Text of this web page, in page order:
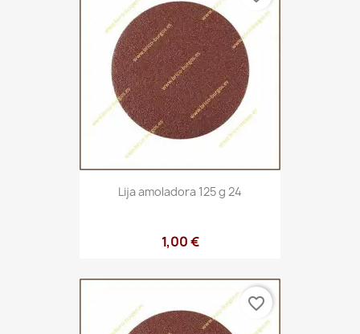
Lija amoladora 125 g 24
1,00 €
favorite_border